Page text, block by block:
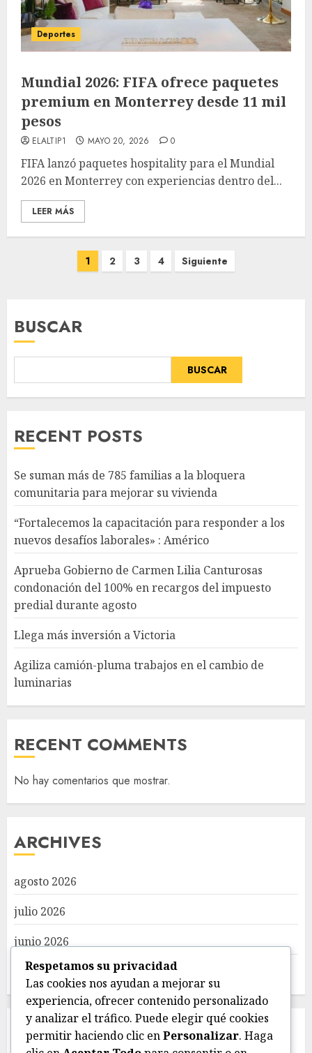
Deportes
Mundial 2026: FIFA ofrece paquetes
premium en Monterrey desde 11 mil
pesos
ELALTIP1 MAYO 20, 2026 0
FIFA lanzó paquetes hospitality para el Mundial
2026 en Monterrey con experiencias dentro del...
LEER MÁS
Paginación1 2 3 4 Siguiente
BUSCAR
BUSCAR
RECENT POSTS
Se suman más de 785 familias a la bloquera
comunitaria para mejorar su vivienda
“Fortalecemos la capacitación para responder a los
nuevos desafíos laborales» : Américo
Aprueba Gobierno de Carmen Lilia Canturosas
condonación del 100% en recargos del impuesto
predial durante agosto
Llega más inversión a Victoria
Agiliza camión-pluma trabajos en el cambio de
luminarias
RECENT COMMENTS
No hay comentarios que mostrar.
ARCHIVES
agosto 2026
julio 2026
junio 2026
mayo 2026
CATEGORIES
Respetamos su privacidad
Las cookies nos ayudan a mejorar su
experiencia, ofrecer contenido personalizado
y analizar el tráfico. Puede elegir qué cookies
permitir haciendo clic enPersonalizar. Haga